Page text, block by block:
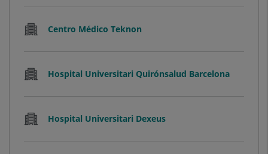
Centro Médico Teknon
Hospital Universitari Quirónsalud Barcelona
Hospital Universitari Dexeus